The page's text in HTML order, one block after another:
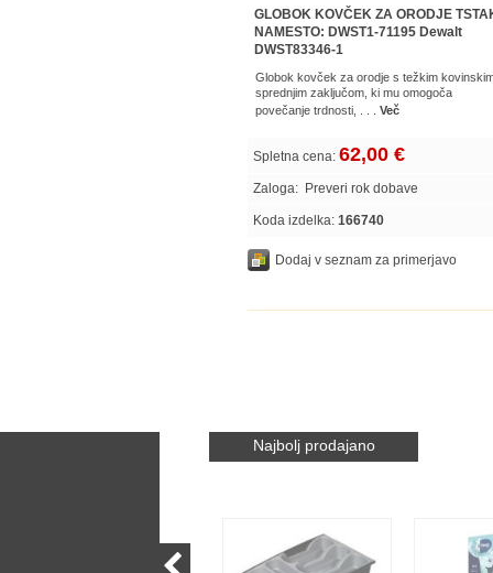
GLOBOK KOVČEK ZA ORODJE
NAMESTO: DWST1-71195 Dewalt
DWST83346-1
Globok kovček za orodje s težkim
sprednjim zaključom, ki mu omogoča
povečanje trdnosti, . . . Več
Spletna cena: 62,00 €
Zaloga: Preveri rok dobave
Koda izdelka: 166740
Dodaj v seznam za primerjavo
Najbolj prodajano